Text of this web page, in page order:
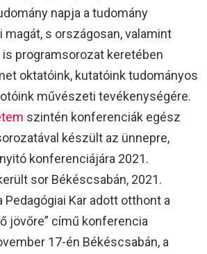
napja a tudomány
magát, s országosan, valamint
programsorozat keretében
oktatóink, kutatóink tudományos
művészeti tevékenységére.
szintén konferenciák egész
készült az ünnepre,
konferenciájára 2021.
sor Békéscsabán, 2021.
Pedagógiai Kar adott otthont a
jövőre” című konferencia
17-én Békéscsabán, a